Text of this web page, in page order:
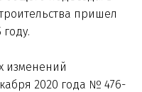
пришел
изменений
2020 года № 476-